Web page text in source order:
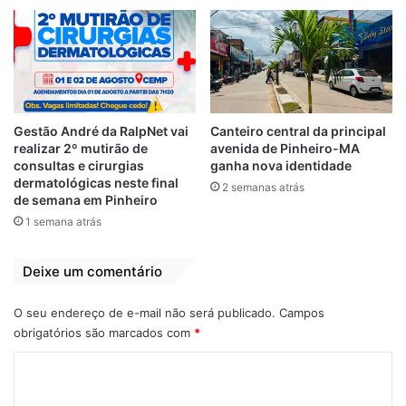
As compras de supermercado lideram a lista
dos produtos mais adquiridos por meio do
cartão de crédito, mencionadas por60% dos
consumidores. Em seguida aparecem os
gastos com remédios (43%), combustíveis
(36%), bares e restaurantes (35%), roupas,
calçados e acessórios (29%), serviços de
recarga para celular (17%), entre outros.
maioria (73%) dos usuários de cartão
conseguiu pagar a fatura integral, embora
25% tenham entrado no rotativo. “Com as
dificuldades que ainda recaem sobre as
Gestão André da RalpNet vai
realizar 2º mutirão de
consultas e cirurgias
dermatológicas neste final
de semana em Pinheiro
1 semana atrás
Canteiro central da principal
avenida de Pinheiro-MA
ganha nova identidade
2 semanas atrás
Deixe um comentário
O seu endereço de e-mail não será publicado. Campos
obrigatórios são marcados com *